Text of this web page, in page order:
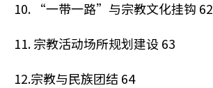
10. “一带一路”与宗教文化挂钩 62
11. 宗教活动场所规划建设 63
12.宗教与民族团结 64